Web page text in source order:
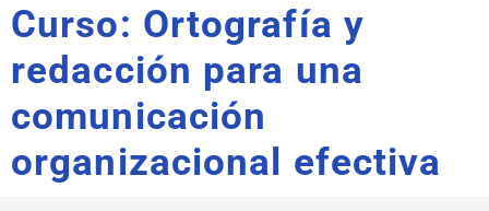
Curso: Ortografía y
redacción para una
comunicación
organizacional efectiva